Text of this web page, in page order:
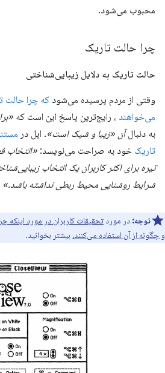
محبوب می‌شود.
چرا حالت تاریک
حالت تاریک به دلایل زیبایی‌شناختی
وقتی از مردم پرسیده می‌شود که چرا حالت
می‌خواهند ، رایج‌ترین پاسخ این است که
به دنبالآن «زیبا و شیک است». اپل در
تاریک خود به صراحت می‌نویسد: «انتخاب
تیره برای اکثر کاربران یک انتخاب
شرایط روشنایی محیط ربطی نداشته باشد.»
توجه: در مورد تحقیقات کاربران در مورد اینکه
و چگونه از آن استفاده می‌کنند، بیشتر بخوانید.